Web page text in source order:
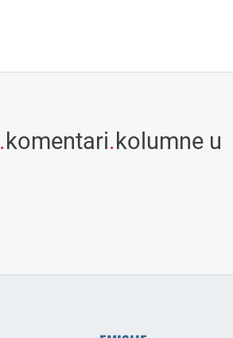
.komentari.kolumne u